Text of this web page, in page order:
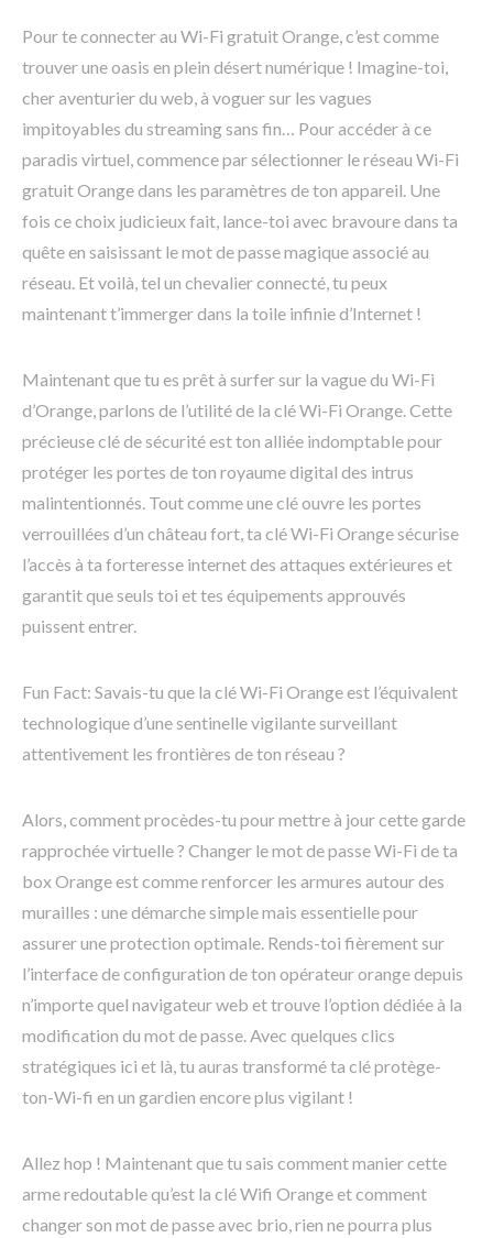
Pour te connecter au Wi-Fi gratuit Orange, c’est comme
trouver une oasis en plein désert numérique ! Imagine-toi,
cher aventurier du web, à voguer sur les vagues
impitoyables du streaming sans fin… Pour accéder à ce
paradis virtuel, commence par sélectionner le réseau Wi-Fi
gratuit Orange dans les paramètres de ton appareil. Une
fois ce choix judicieux fait, lance-toi avec bravoure dans ta
quête en saisissant le mot de passe magique associé au
réseau. Et voilà, tel un chevalier connecté, tu peux
maintenant t’immerger dans la toile infinie d’Internet !
Maintenant que tu es prêt à surfer sur la vague du Wi-Fi
d’Orange, parlons de l’utilité de la clé Wi-Fi Orange. Cette
précieuse clé de sécurité est ton alliée indomptable pour
protéger les portes de ton royaume digital des intrus
malintentionnés. Tout comme une clé ouvre les portes
verrouillées d’un château fort, ta clé Wi-Fi Orange sécurise
l’accès à ta forteresse internet des attaques extérieures et
garantit que seuls toi et tes équipements approuvés
puissent entrer.
Fun Fact: Savais-tu que la clé Wi-Fi Orange est l’équivalent
technologique d’une sentinelle vigilante surveillant
attentivement les frontières de ton réseau ?
Alors, comment procèdes-tu pour mettre à jour cette garde
rapprochée virtuelle ? Changer le mot de passe Wi-Fi de ta
box Orange est comme renforcer les armures autour des
murailles : une démarche simple mais essentielle pour
assurer une protection optimale. Rends-toi fièrement sur
l’interface de configuration de ton opérateur orange depuis
n’importe quel navigateur web et trouve l’option dédiée à la
modification du mot de passe. Avec quelques clics
stratégiques ici et là, tu auras transformé ta clé protège-
ton-Wi-fi en un gardien encore plus vigilant !
Allez hop ! Maintenant que tu sais comment manier cette
arme redoutable qu’est la clé Wifi Orange et comment
changer son mot de passe avec brio, rien ne pourra plus